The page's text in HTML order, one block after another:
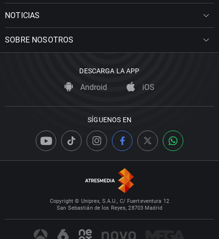
NOTICIAS
SOBRE NOSOTROS
DESCARGA LA APP
Android iOS
SÍGUENOS EN
Copyright © Uniprex, S.A.U., C/ Fuerteventura 12
San Sebastián de los Reyes, 28703 Madrid